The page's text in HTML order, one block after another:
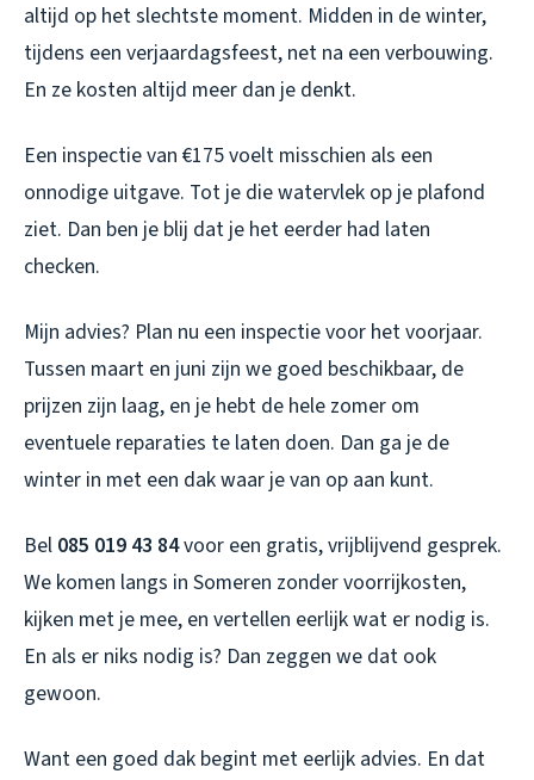
altijd op het slechtste moment. Midden in de winter,
tijdens een verjaardagsfeest, net na een verbouwing.
En ze kosten altijd meer dan je denkt.
Een inspectie van €175 voelt misschien als een
onnodige uitgave. Tot je die watervlek op je plafond
ziet. Dan ben je blij dat je het eerder had laten
checken.
Mijn advies? Plan nu een inspectie voor het voorjaar.
Tussen maart en juni zijn we goed beschikbaar, de
prijzen zijn laag, en je hebt de hele zomer om
eventuele reparaties te laten doen. Dan ga je de
winter in met een dak waar je van op aan kunt.
Bel 085 019 43 84voor een gratis, vrijblijvend gesprek.
We komen langs in Someren zonder voorrijkosten,
kijken met je mee, en vertellen eerlijk wat er nodig is.
En als er niks nodig is? Dan zeggen we dat ook
gewoon.
Want een goed dak begint met eerlijk advies. En dat